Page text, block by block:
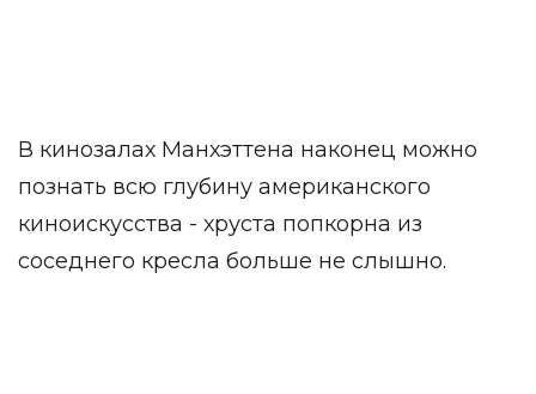
В кинозалах Манхэттена наконец можно
познать всю глубину американского
киноискусства - хруста попкорна из
соседнего кресла больше не слышно.